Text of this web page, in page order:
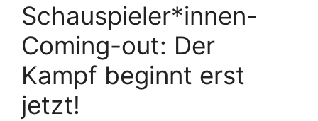
Schauspieler*innen-
Coming-out: Der
Kampf beginnt erst
jetzt!